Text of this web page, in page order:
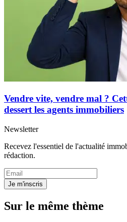
Vendre vite, vendre mal ?
dessert les agents immobiliers
Newsletter
Recevez l'essentiel de l'actualité
rédaction.
Je m'inscris
Sur le même thème